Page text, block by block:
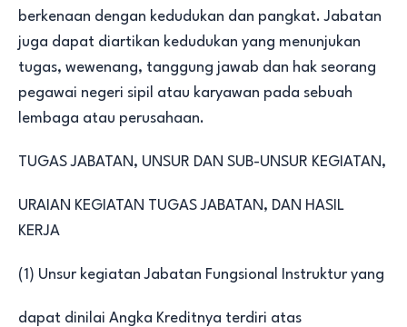
berkenaan dengan kedudukan dan pangkat. Jabatan
juga dapat diartikan kedudukan yang menunjukan
tugas, wewenang, tanggung jawab dan hak seorang
pegawai negeri sipil atau karyawan pada sebuah
lembaga atau perusahaan.
TUGAS JABATAN, UNSUR DAN SUB-UNSUR KEGIATAN,
URAIAN KEGIATAN TUGAS JABATAN, DAN HASIL
KERJA
(1) Unsur kegiatan Jabatan Fungsional Instruktur yang
dapat dinilai Angka Kreditnya terdiri atas